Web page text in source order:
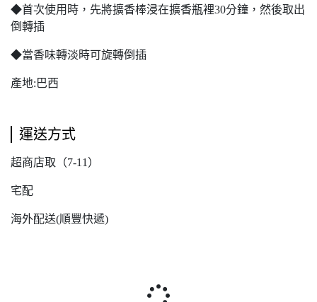
◆首次使用時，先將擴香棒浸在擴香瓶裡30分鐘，然後取出
倒轉插
◆當香味轉淡時可旋轉倒插
產地:巴西
運送方式
超商店取（7-11）
宅配
海外配送(順豐快遞)